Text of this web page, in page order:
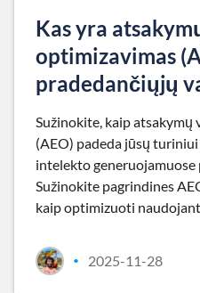
Kas yra
optimizavimas
pradedančiųjų
Sužinokite, kaip
(AEO) padeda jūsų
intelekto generuojamuose
Sužinokite pagrindines
kaip optimizuoti
• 2025-11-28